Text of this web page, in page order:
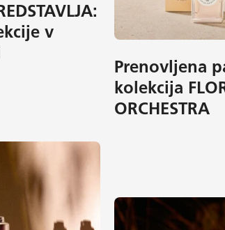
v
Prenovljena
kolekcija
ORCHESTRA